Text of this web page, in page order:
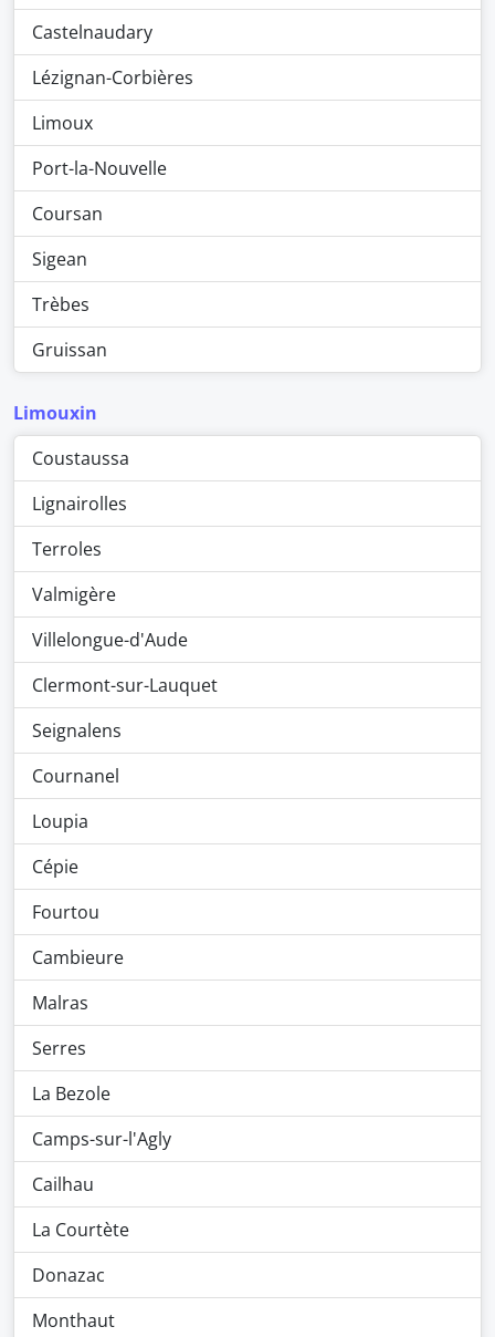
Castelnaudary
Lézignan-Corbières
Limoux
Port-la-Nouvelle
Coursan
Sigean
Trèbes
Gruissan
Limouxin
Coustaussa
Lignairolles
Terroles
Valmigère
Villelongue-d'Aude
Clermont-sur-Lauquet
Seignalens
Cournanel
Loupia
Cépie
Fourtou
Cambieure
Malras
Serres
La Bezole
Camps-sur-l'Agly
Cailhau
La Courtète
Donazac
Monthaut